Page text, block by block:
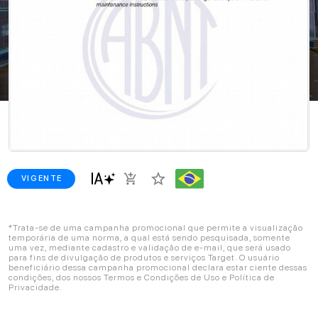
VIGENTE add_shopping_cart star_border
*Trata-se de uma campanha promocional que permite a visualização
temporária de uma norma, a qual está sendo pesquisada, somente
uma vez, mediante cadastro e validação de e-mail, que será usado
para fins de divulgação de produtos e serviços Target. O usuário
beneficiário dessa campanha promocional declara estar ciente dessas
condições, dos nossos Termos e Condições de Uso e Política de
Privacidade.